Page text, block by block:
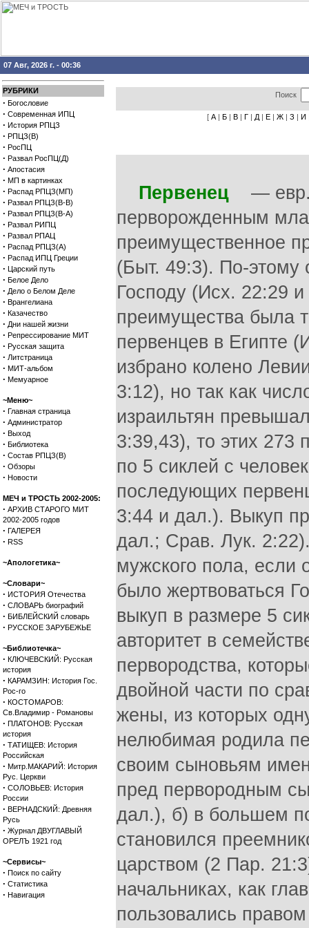
07 Авг, 2026 г. - 00:36
РУБРИКИ
· Богословие
· Современная ИПЦ
· История РПЦЗ
· РПЦЗ(В)
· РосПЦ
· Развал РосПЦ(Д)
· Апостасия
· МП в картинках
· Распад РПЦЗ(МП)
· Развал РПЦЗ(В-В)
· Развал РПЦЗ(В-А)
· Развал РИПЦ
· Развал РПАЦ
· Распад РПЦЗ(А)
· Распад ИПЦ Греции
· Царский путь
· Белое Дело
· Дело о Белом Деле
· Врангелиана
· Казачество
· Дни нашей жизни
· Репрессирование МИТ
· Русская защита
· Литстраница
· МИТ-альбом
· Мемуарное
~Меню~
· Главная страница
· Администратор
· Выход
· Библиотека
· Состав РПЦЗ(В)
· Обзоры
· Новости
МЕЧ и ТРОСТЬ 2002-2005:
· АРХИВ СТАРОГО МИТ
2002-2005 годов
· ГАЛЕРЕЯ
· RSS
~Апологетика~
~Словари~
· ИСТОРИЯ Отечества
· СЛОВАРЬ биографий
· БИБЛЕЙСКИЙ словарь
· РУССКОЕ ЗАРУБЕЖЬЕ
~Библиотечка~
· КЛЮЧЕВСКИЙ: Русская
история
· КАРАМЗИН: История Гос.
Рос-го
· КОСТОМАРОВ:
Св.Владимир - Романовы
· ПЛАТОНОВ: Русская
история
· ТАТИЩЕВ: История
Российская
· Митр.МАКАРИЙ: История
Рус. Церкви
· СОЛОВЬЕВ: История
России
· ВЕРНАДСКИЙ: Древняя
Русь
· Журнал ДВУГЛАВЫЙ
ОРЕЛЪ 1921 год
~Сервисы~
· Поиск по сайту
· Статистика
· Навигация
Поиск
[ А | Б | В | Г | Д | Е | Ж | З | И
Первенец — евр.
перворожденным
преимущественное
(Быт. 49:3). По-
Господу (Исх. 22:29
преимущества была
первенцев в Египте
избрано колено
3:12), но так как
израильтян
3:39,43), то этих 273
по 5 сиклей с
последующих
3:44 и дал.). Выкуп
дал.; Срав. Лук.
мужского пола, если
было жертвоваться
выкуп в размере 5
авторитет в
первородства,
двойной части по
жены, из которых
нелюбимая родила
своим сыновьям
пред первородным
дал.), б) в большем
становился
царством (2 Пар.
начальниках, как
пользовались